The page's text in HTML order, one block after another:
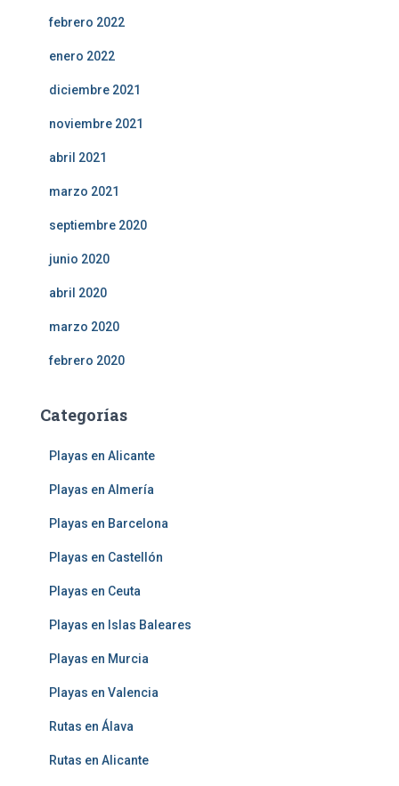
febrero 2022
enero 2022
diciembre 2021
noviembre 2021
abril 2021
marzo 2021
septiembre 2020
junio 2020
abril 2020
marzo 2020
febrero 2020
Categorías
Playas en Alicante
Playas en Almería
Playas en Barcelona
Playas en Castellón
Playas en Ceuta
Playas en Islas Baleares
Playas en Murcia
Playas en Valencia
Rutas en Álava
Rutas en Alicante